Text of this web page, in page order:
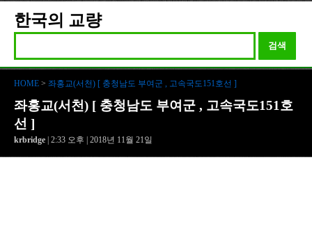
한국의 교량
검색
HOME > 좌홍교(서천) [ 충청남도 부여군 , 고속국도151호선 ]
좌홍교(서천) [ 충청남도 부여군 , 고속국도151호
선 ]
krbridge | 2:33 오후 | 2018년 11월 21일